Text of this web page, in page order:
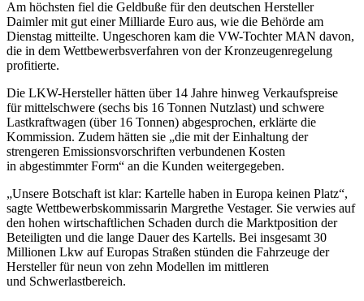
Am höchsten fiel die Geldbuße für den deutschen Hersteller
Daimler mit gut einer Milliarde Euro aus, wie die Behörde am
Dienstag mitteilte. Ungeschoren kam die VW-Tochter MAN davon,
die in dem Wettbewerbsverfahren von der Kronzeugenregelung
profitierte.
Die LKW-Hersteller hätten über 14 Jahre hinweg Verkaufspreise
für mittelschwere (sechs bis 16 Tonnen Nutzlast) und schwere
Lastkraftwagen (über 16 Tonnen) abgesprochen, erklärte die
Kommission. Zudem hätten sie „die mit der Einhaltung der
strengeren Emissionsvorschriften verbundenen Kosten
in abgestimmter Form“ an die Kunden weitergegeben.
„Unsere Botschaft ist klar: Kartelle haben in Europa keinen Platz“,
sagte Wettbewerbskommissarin Margrethe Vestager. Sie verwies auf
den hohen wirtschaftlichen Schaden durch die Marktposition der
Beteiligten und die lange Dauer des Kartells. Bei insgesamt 30
Millionen Lkw auf Europas Straßen stünden die Fahrzeuge der
Hersteller für neun von zehn Modellen im mittleren
und Schwerlastbereich.